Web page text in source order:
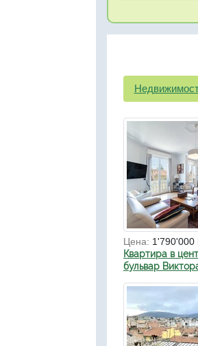
Цена: 1'790'000
Квартира в
бульвар